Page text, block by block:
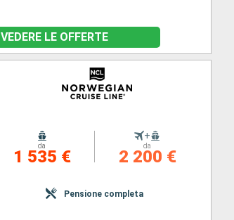
VEDERE LE OFFERTE
da
1 535 €
+
da
2 200 €
Pensione completa